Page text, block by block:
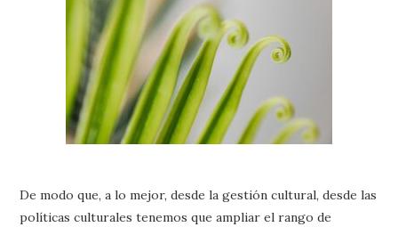
De modo que, a lo mejor, desde la gestión cultural, desde las
políticas culturales tenemos que ampliar el rango de